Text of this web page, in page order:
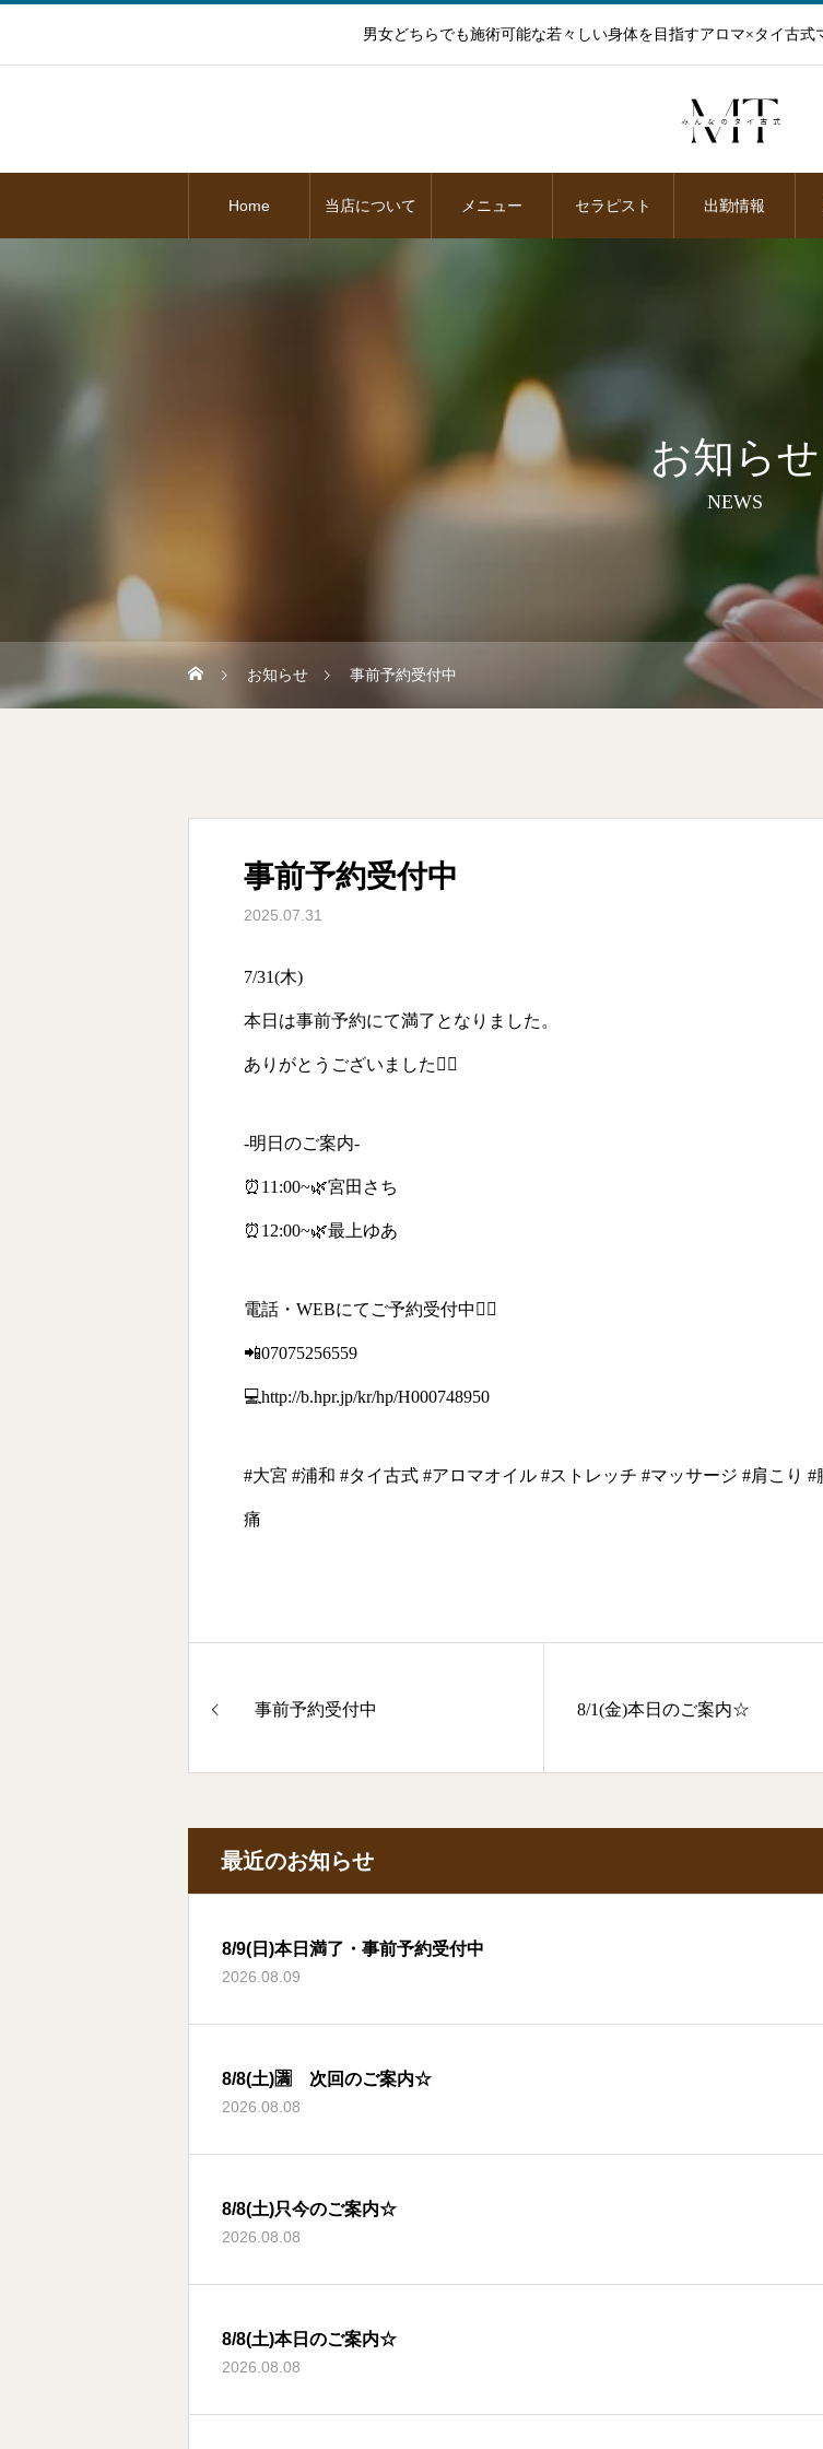
男女どちらでも施術可能な若々しい身体を目指すアロマ×タイ古式
Home 当店について メニュー セラピスト 出勤情報
お知らせ
NEWS
お知らせ 事前予約受付中
事前予約受付中
2025.07.31
7/31(木)
本日は事前予約にて満了となりました。
ありがとうございました🙇‍♀️
-明日のご案内-
⏰11:00~🌿宮田さち
⏰12:00~🌿最上ゆあ
電話・WEBにてご予約受付中💁‍♀️
📲07075256559
💻http://b.hpr.jp/kr/hp/H000748950
#大宮 #浦和 #タイ古式 #アロマオイル #ストレッチ #マッサージ #肩こり #
痛
事前予約受付中 8/1(金)本日のご案内☆
最近のお知らせ
8/9(日)本日満了・事前予約受付中
2026.08.09
8/8(土)🈵 次回のご案内☆
2026.08.08
8/8(土)只今のご案内☆
2026.08.08
8/8(土)本日のご案内☆
2026.08.08